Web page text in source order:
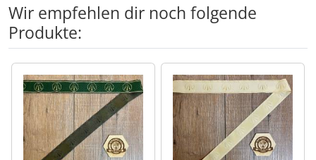
Wir empfehlen dir noch folgende
Produkte:
Es folgt ein Produktslider - navigieren Sie mit der Tab-